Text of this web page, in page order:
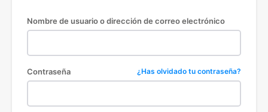
Nombre de usuario o dirección de correo electrónico
Contraseña ¿Has olvidado tu contraseña?